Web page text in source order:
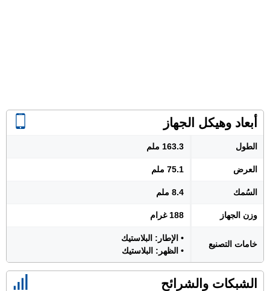
أبعاد وهيكل الجهاز
الطول 163.3 ملم
العرض 75.1 ملم
السُمك 8.4 ملم
وزن الجهاز 188 غرام
خامات التصنيع
• الإطار: البلاستيك
• الظهر: البلاستيك
الشبكات والشرائح